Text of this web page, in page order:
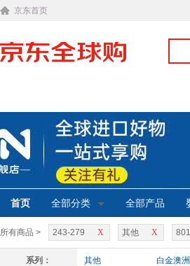
京东首页
首页 全部分类 全部产品
所有商品 > X
243-279 X
其他
系列： 其他 白金澳